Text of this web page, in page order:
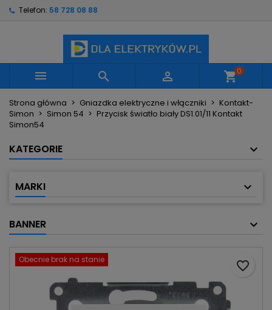
Telefon: 58 728 08 88
   shopping_cart0
Strona główna Gniazdka elektryczne i włączniki
Kontakt-
Simon
Simon 54
Przycisk światło biały DS1.01/11 Kontakt
Simon54
KATEGORIE
MARKI
BANNER
Obecnie brak na stanie favorite_border
Utwórz nową listę
Nazwa listy życzeń
Anuluj Utwórz listę życzeń
Musisz być zalogowany by zapisać produkty na
swojej liście życzeń.
Anuluj Zaloguj się